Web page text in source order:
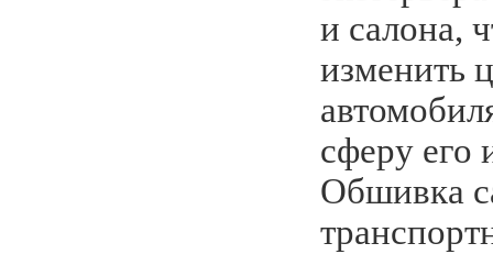
и салона,
изменить
сферу его
Обшивка